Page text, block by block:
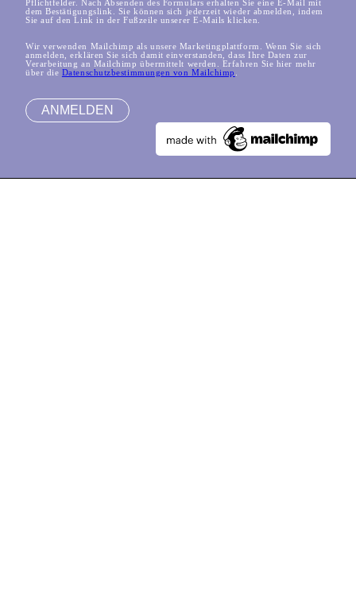
Pflichtfelder. Nach Absenden des Formulars erhalten Sie eine E-Mail mit
dem Bestätigungslink. Sie können sich jederzeit wieder abmelden, indem
Sie auf den Link in der Fußzeile unserer E-Mails klicken.
Wir verwenden Mailchimp als unsere Marketingplattform. Wenn Sie sich
anmelden, erklären Sie sich damit einverstanden, dass Ihre Daten zur
Verarbeitung an Mailchimp übermittelt werden. Erfahren Sie hier mehr
über die Datenschutzbestimmungen von Mailchimp